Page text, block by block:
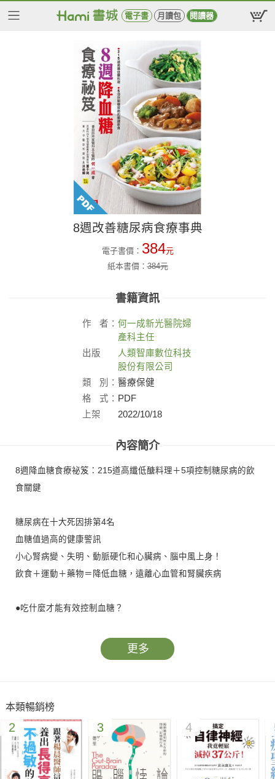
電子書 月讀包 閱讀器
8週改善糖尿病食療事典
電子書價： 384元
紙本書價：384元
書籍資訊
作 者： 何一成新光醫院婦
產科主任
出版
人類智庫數位科技
股份有限公司
類
別： 醫療保健
格
式： PDF
上架
2022/10/18
內容簡介
8週降血糖食療祕笈：215道高纖低醣料理＋5項控制糖尿病的飲
食關鍵
糖尿病在十大死因排第4名
血糖值過高的健康警訊
小心腎病變、失明、動脈硬化和心臟病、腦中風上身！
飲食＋運動＋藥物＝降低血糖，遠離心血管和腎臟疾病
●吃什麼才能有效控制血糖？
●什麼是升糖指數、反式脂肪？
●哪些日常保健方法能降低血糖值？
215道8週糖尿病調理食譜配餐
營養師提供專業營養分析、改善糖尿病功效，幫助您在8週內循
序漸進調理身體，有效降低血糖、血脂與膽固醇，吃得更健康安
心。
更多
本類暢銷榜
2 3 4